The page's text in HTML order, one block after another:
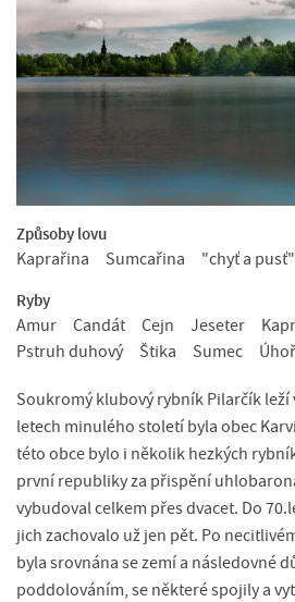
Způsoby lovu
Kaprařina
Sumcařina "chyť a pusť"
Ryby
Amur
Candát Cejn Jeseter Kapr
Pstruh duhový
Štika Sumec Úhoř
Soukromý klubový rybník Pilarčík leží
letech minulého století byla obec
této obce bylo i několik hezkých
první republiky za přispění
vybudoval celkem přes dvacet. Do
jich zachovalo už jen pět. Po
byla srovnána se zemí a následovné
poddolováním, se některé spojily a